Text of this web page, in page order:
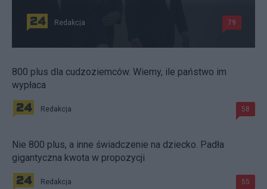
Redakcja 79
800 plus dla cudzoziemców. Wiemy, ile państwo im
wypłaca
Redakcja 58
Nie 800 plus, a inne świadczenie na dziecko. Padła
gigantyczna kwota w propozycji
Redakcja 55